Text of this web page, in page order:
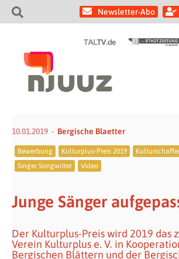
Newsletter-Abo
10.01.2019 Bergische Blaetter
Bewerbung Kulturplus-Preis 2019
Singer Songwriter
Video
Junge Sänger
Der Kulturplus-Preis wird 2019 das
Verein Kulturplus e. V. in
Bergischen Blättern und der